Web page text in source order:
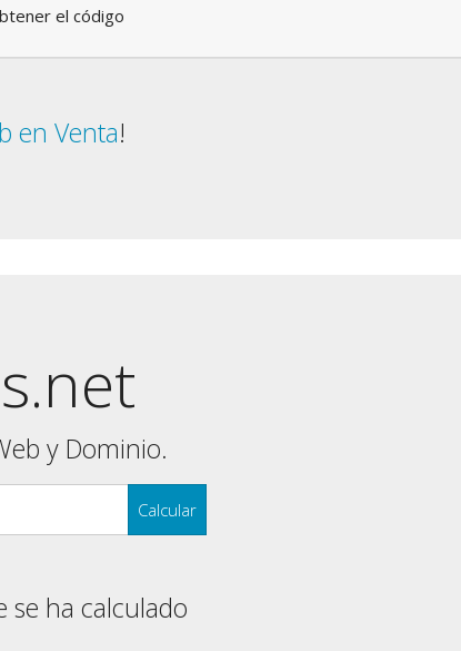
el código
en Venta!
y Dominio.
Calcular
se ha calculado